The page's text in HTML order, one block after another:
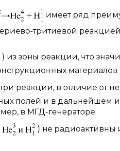
имеет ряд
тритиевой реакцией
) из зоны реакции, что
материалов
реакции, в отличие от
полей и в дальнейшем
в МГД-генераторе.
) не радиоактивны